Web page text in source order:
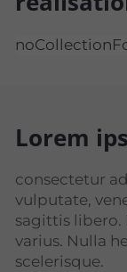
Lorem
consectetur
vulputate,
sagittis libero.
varius. Nulla
scelerisque.